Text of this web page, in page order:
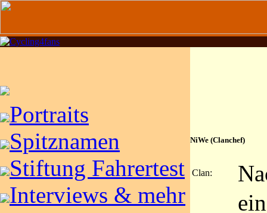
Portraits
Spitznamen
Stiftung Fahrertest
Interviews & mehr
NiWe (Clanchef)
Clan: